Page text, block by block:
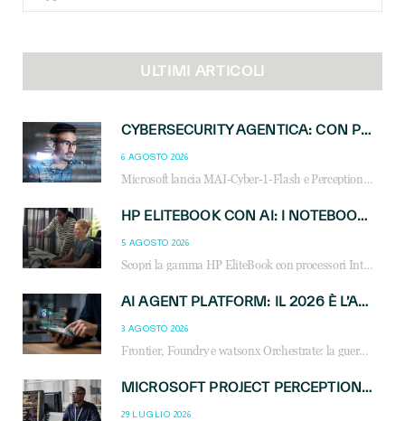
for:
ULTIMI ARTICOLI
CYBERSECURITY AGENTICA: CON PERCEPTION E MAI-CYBER-1-FLASH MICROSOFT APRE NUOVI SERVIZI PER IL CANALE
6 AGOSTO 2026
Microsoft lancia MAI-Cyber-1-Flash e Perception: cybersecurity agentica in preview dal 3 novembre. Cosa cambia per MSP, system integrator e reseller.
HP ELITEBOOK CON AI: I NOTEBOOK BUSINESS INTELLIGENTI CHE TRASFORMANO PRODUTTIVITÀ, SICUREZZA E LAVORO IBRIDO
5 AGOSTO 2026
Scopri la gamma HP EliteBook con processori Intel® Core™ Ultra e AMD Ryzen™ AI. Notebook business progettati per aumentare la produttività, migliorare la collaborazione e garantire sicurezza avanzata in ufficio e in mobilità.
AI AGENT PLATFORM: IL 2026 È L’ANNO DEL «SISTEMA OPERATIVO» PER GLI AGENTI AZIENDALI
3 AGOSTO 2026
Frontier, Foundry e watsonx Orchestrate: la guerra delle piattaforme AI agent ridisegna il mercato IT. Cosa cambia per reseller, MSP e system integrator.
MICROSOFT PROJECT PERCEPTION: COME GLI AGENTI AI CAMBIERANNO SOC, CYBERSECURITY E SERVIZI MSP
29 LUGLIO 2026